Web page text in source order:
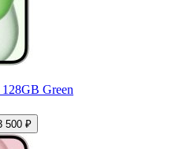
Green
500 ₽